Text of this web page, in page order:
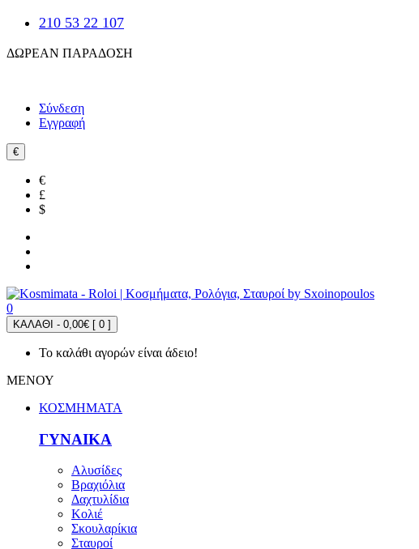
210 53 22 107
ΔΩΡΕΑΝ ΠΑΡΑΔΟΣΗ
Σύνδεση
Εγγραφή
€
€
£
$
0
ΚΑΛΑΘΙ - 0,00€ [ 0 ]
Το καλάθι αγορών είναι άδειο!
ΜΕΝΟΥ
ΚΟΣΜΗΜΑΤΑ
ΓΥΝΑΙΚΑ
Αλυσίδες
Βραχιόλια
Δαχτυλίδια
Κολιέ
Σκουλαρίκια
Σταυροί